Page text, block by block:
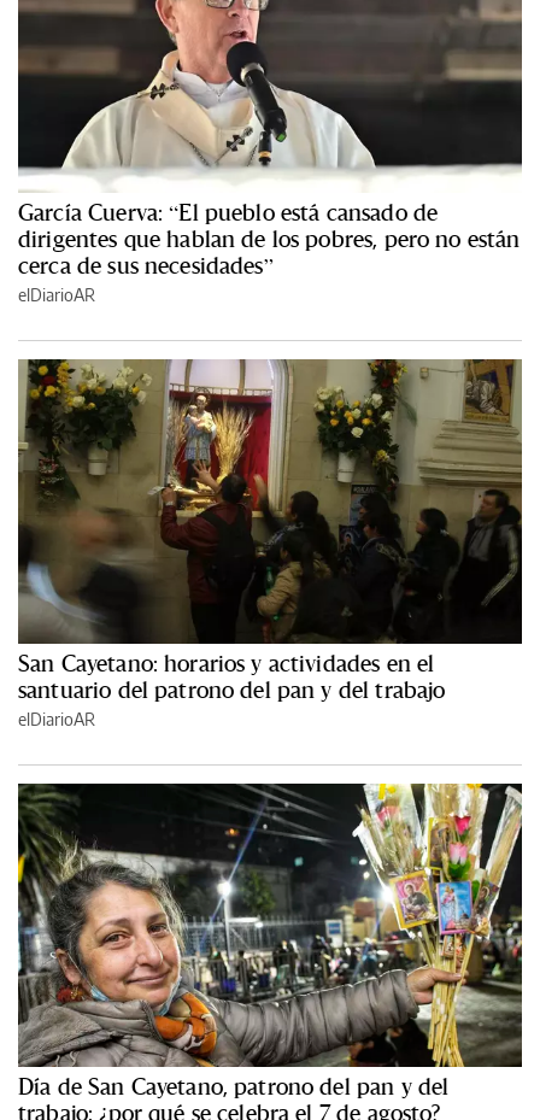
García Cuerva: “El pueblo está cansado de
dirigentes que hablan de los pobres, pero no están
cerca de sus necesidades”
elDiarioAR
San Cayetano: horarios y actividades en el
santuario del patrono del pan y del trabajo
elDiarioAR
Día de San Cayetano, patrono del pan y del
trabajo: ¿por qué se celebra el 7 de agosto?